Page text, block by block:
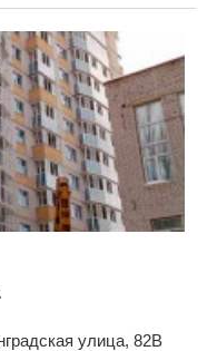
улица, 82В